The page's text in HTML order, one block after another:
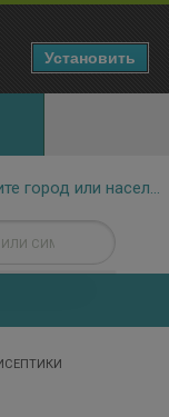
Установить